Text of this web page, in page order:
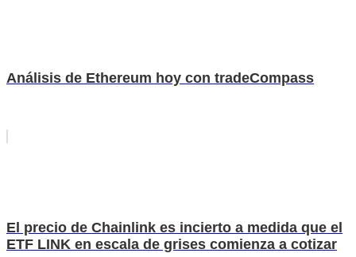
Análisis de Ethereum hoy con tradeCompass
El precio de Chainlink es incierto a medida que el
ETF LINK en escala de grises comienza a cotizar